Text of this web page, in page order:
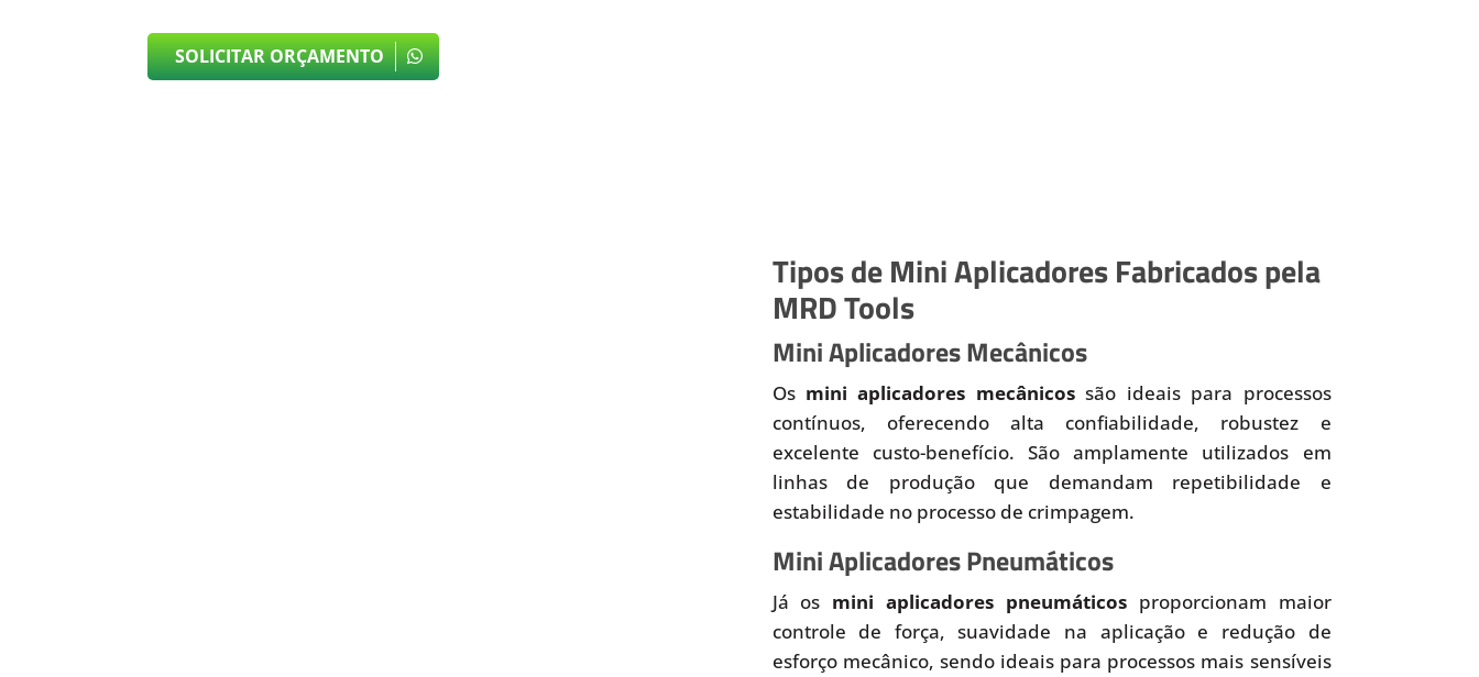
SOLICITAR ORÇAMENTO
Tipos de Mini Aplicadores Fabricados pela
MRD Tools
Mini Aplicadores Mecânicos
Os mini aplicadores mecânicossão ideais para processos
contínuos, oferecendo alta confiabilidade, robustez e
excelente custo-benefício. São amplamente utilizados em
linhas de produção que demandam repetibilidade e
estabilidade no processo de crimpagem.
Mini Aplicadores Pneumáticos
Já os mini aplicadores pneumáticosproporcionam maior
controle de força, suavidade na aplicação e redução de
esforço mecânico, sendo ideais para processos mais sensíveis